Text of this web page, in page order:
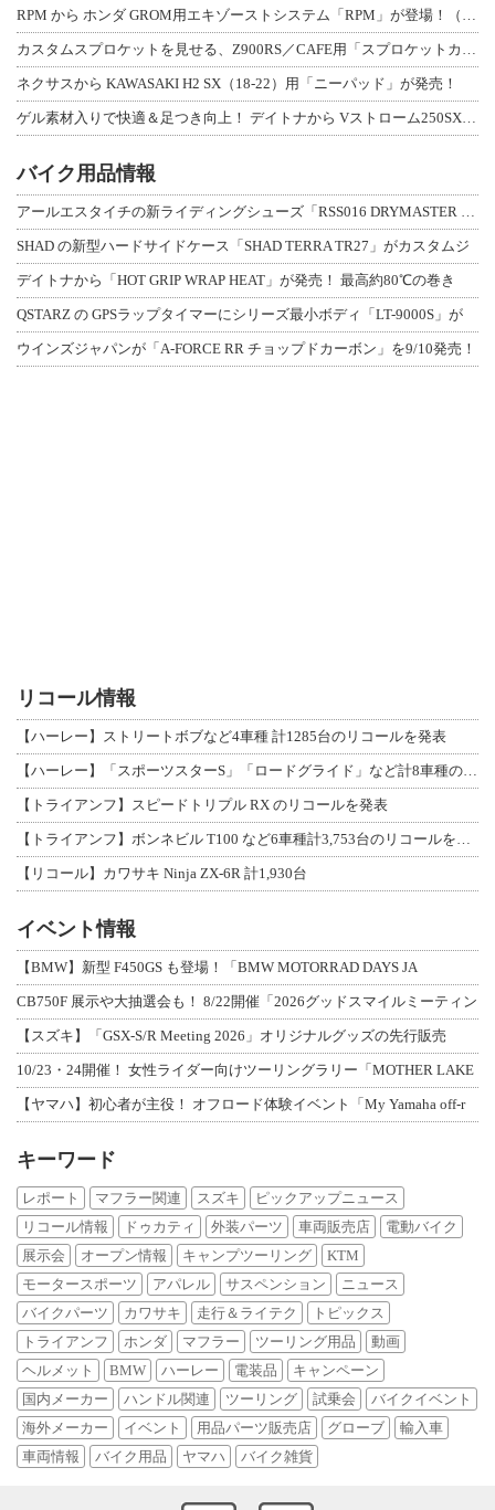
ネクサスから KAWASAKI H2 SX（18-22）用「ニーパッド」が発売！
バイク用品情報
SHAD の新型ハードサイドケース「SHAD TERRA TR27」がカスタムジ
デイトナから「HOT GRIP WRAP HEAT」が発売！ 最高約80℃の巻き
QSTARZ の GPSラップタイマーにシリーズ最小ボディ「LT-9000S」が
ウインズジャパンが「A-FORCE RR チョップドカーボン」を9/10発売！
リコール情報
【ハーレー】ストリートボブなど4車種 計1285台のリコールを発表
【トライアンフ】スピードトリプル RX のリコールを発表
【リコール】カワサキ Ninja ZX-6R 計1,930台
イベント情報
【BMW】新型 F450GS も登場！「BMW MOTORRAD DAYS JA
CB750F 展示や大抽選会も！ 8/22開催「2026グッドスマイルミーティン
【スズキ】「GSX-S/R Meeting 2026」オリジナルグッズの先行販売
10/23・24開催！ 女性ライダー向けツーリングラリー「MOTHER LAKE
【ヤマハ】初心者が主役！ オフロード体験イベント「My Yamaha off-r
キーワード
レポート マフラー関連 スズキ
ピックアップニュース
リコール情報
ドゥカティ 外装パーツ 車両販売店
電動バイク
展示会
オープン情報 キャンプツーリング
KTM
モータースポーツ
アパレル サスペンション
ニュース
バイクパーツ
カワサキ 走行＆ライテク
トピックス
トライアンフ
ホンダ マフラー ツーリング用品
動画
ヘルメット
BMW ハーレー 電装品
キャンペーン
国内メーカー
ハンドル関連 ツーリング 試乗会
バイクイベント
海外メーカー
イベント 用品パーツ販売店 グローブ
輸入車
車両情報
バイク用品 ヤマハ バイク雑貨